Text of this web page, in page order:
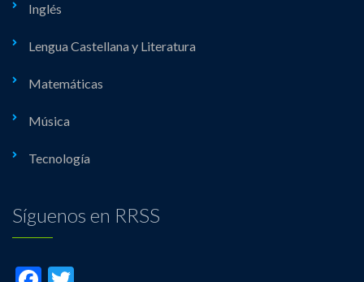
Inglés
Lengua Castellana y Literatura
Matemáticas
Música
Tecnología
Síguenos en RRSS